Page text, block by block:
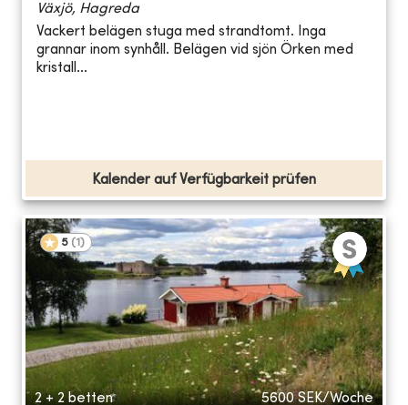
Växjö, Hagreda
Vackert belägen stuga med strandtomt. Inga
grannar inom synhåll. Belägen vid sjön Örken med
kristall...
Kalender auf Verfügbarkeit prüfen
5 (1 )
2 + 2 betten 5600 SEK/Woche